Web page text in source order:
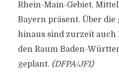
Rhein-Main-Gebiet,
Bayern präsent. Über
hinaus sind zurzeit
den Raum Baden-
geplant. (DFPA/JF1)